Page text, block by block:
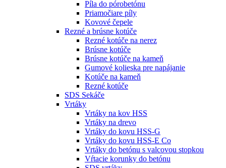
Píla do pórobetónu
Priamočiare píly
Kovové čepele
Rezné a brúsne kotúče
Rezné kotúče na nerez
Brúsne kotúče
Brúsne kotúče na kameň
Gumové kolieska pre napájanie
Kotúče na kameň
Rezné kotúče
SDS Sekáče
Vrtáky
Vrtáky na kov HSS
Vrtáky na drevo
Vrtáky do kovu HSS-G
Vrtáky do kovu HSS-E Co
Vrtáky do betónu s valcovou stopkou
Vŕtacie korunky do betónu